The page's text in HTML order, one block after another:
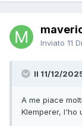
Inviato 11
Il 11/12/
A me piace
Klemperer, l'ho